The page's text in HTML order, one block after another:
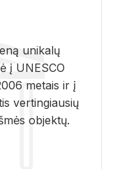
unikalų
į UNESCO
metais ir į
vertingiausių
objektų.